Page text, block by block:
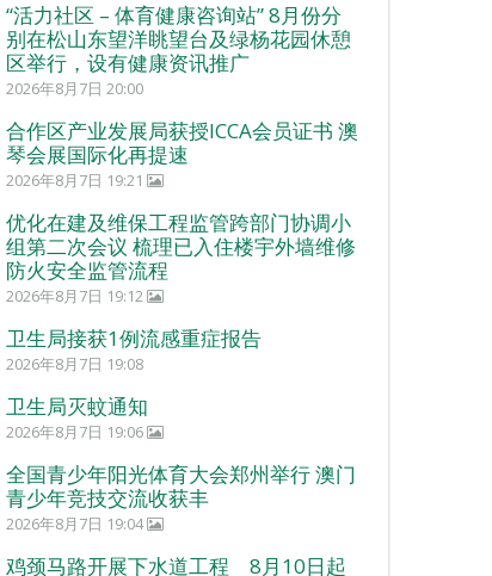
“活力社区 – 体育健康咨询站” 8月份分
别在松山东望洋眺望台及绿杨花园休憩
区举行，设有健康资讯推广
2026年8月7日 20:00
合作区产业发展局获授ICCA会员证书 澳
琴会展国际化再提速
2026年8月7日 19:21
优化在建及维保工程监管跨部门协调小
组第二次会议 梳理已入住楼宇外墙维修
防火安全监管流程
2026年8月7日 19:12
卫生局接获1例流感重症报告
2026年8月7日 19:08
卫生局灭蚊通知
2026年8月7日 19:06
全国青少年阳光体育大会郑州举行 澳门
青少年竞技交流收获丰
2026年8月7日 19:04
鸡颈马路开展下水道工程 8月10日起